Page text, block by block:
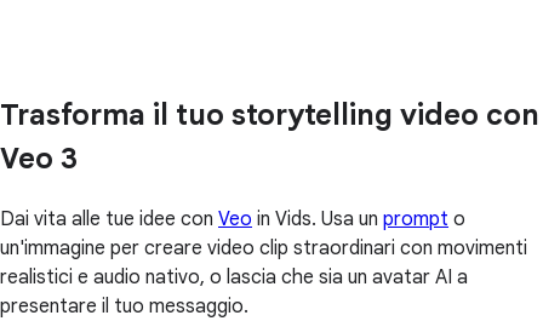
Trasforma il tuo storytelling video con
Veo 3
Dai vita alle tue idee con Veo in Vids. Usa un prompt o
un'immagine per creare video clip straordinari con movimenti
realistici e audio nativo, o lascia che sia un avatar AI a
presentare il tuo messaggio.